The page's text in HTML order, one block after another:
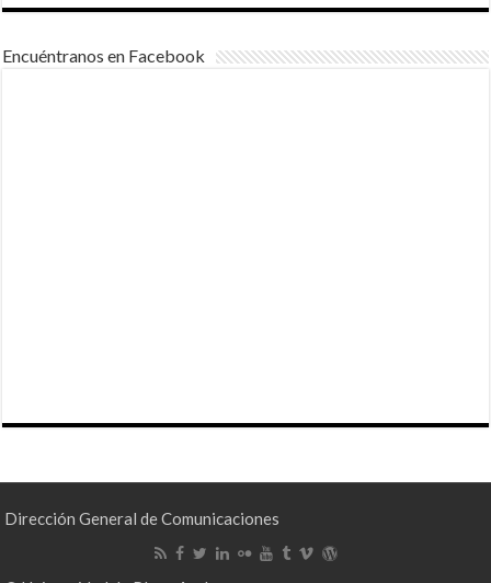
Encuéntranos en Facebook
Dirección General de Comunicaciones